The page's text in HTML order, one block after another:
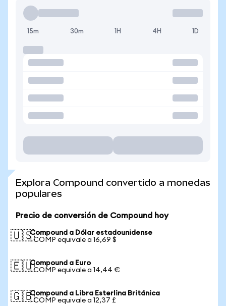
15m 30m 1H 4H 1D
Explora Compound convertido a monedas
populares
Precio de conversión de Compound hoy
🇺🇸Compound a Dólar estadounidense
1 COMP equivale a 16,69 $
🇪🇺Compound a Euro
1 COMP equivale a 14,44 €
🇬🇧Compound a Libra Esterlina Británica
1 COMP equivale a 12,37 £